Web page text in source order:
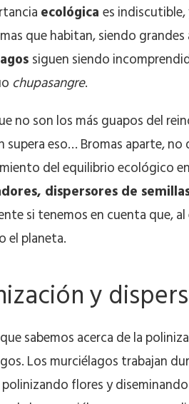
ecológicaes
que habitan, siendo
siguen siendo
chupasangre.
no son los más guapos del
supera eso… Bromas aparte,
del equilibrio ecológico
dispersores de
si tenemos en cuenta que,
el planeta.
y
sabemos acerca de la
Los murciélagos trabajan
flores y